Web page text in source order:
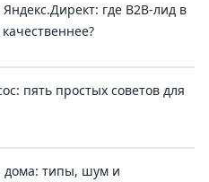
где B2B-лид в
пять простых советов для
дома: типы, шум и